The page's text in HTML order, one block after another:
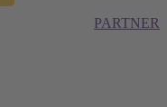
PARTNER